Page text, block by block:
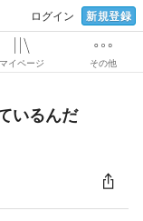
ログイン 新規登録
マイページ その他
いるんだ